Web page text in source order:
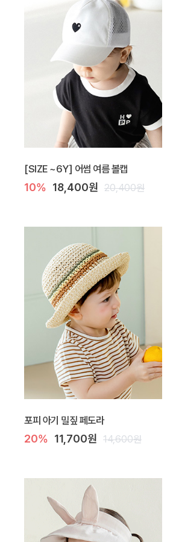
[SIZE ~6Y] 어썸 여름 볼캡
10% 18,400원 20,400원
포피 아기 밀짚 페도라
20% 11,700원 14,600원